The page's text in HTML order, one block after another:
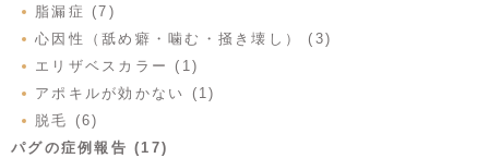
脂漏症 (7)
心因性（舐め癖・噛む・掻き壊し） (3)
エリザベスカラー (1)
アポキルが効かない (1)
脱毛 (6)
パグの症例報告 (17)